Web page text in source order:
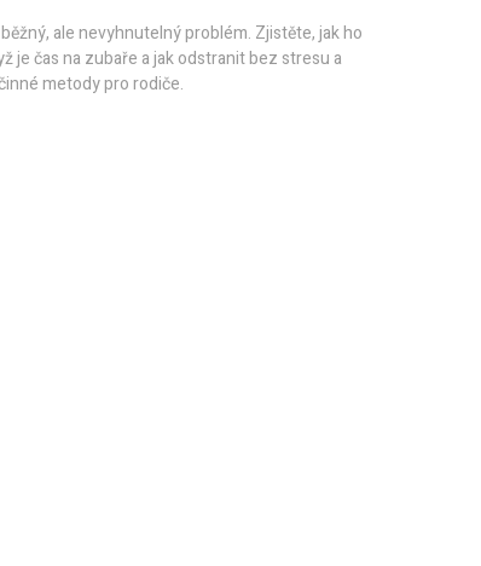
ale nevyhnutelný problém. Zjistěte, jak ho
je čas na zubaře a jak odstranit bez stresu a
metody pro rodiče.